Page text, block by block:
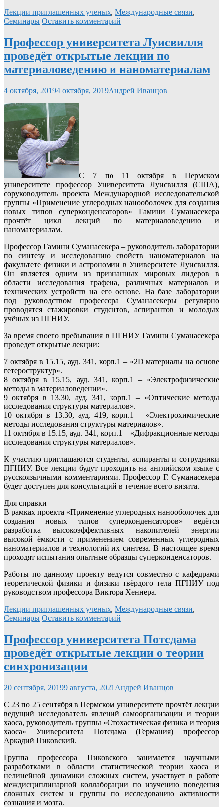
Лекции приглашенных ученых, Международные связи,
Семинары Оставить комментарий
Профессор университета Луисвилля
проведёт открытые лекции по
материаловедению и наноматериалам
4 октября, 20194 октября, 2019Андрей Иванцов
С 7 по 11 октября в Пермском
университете профессор Университета Луисвилля (США),
соруководитель проекта Международной исследовательской
группы «Применение углеродных нанооболочек для создания
новых типов суперконденсаторов» Гамини Суманасекера
прочтёт цикл лекций по материаловедению и
наноматериалам.
Профессор Гамини Суманасекера – руководитель лаборатории
по синтезу и исследованию свойств наноматериалов на
факультете физики и астрономии в Университете Луисвилля.
Он является одним из признанных мировых лидеров в
области исследования графена, различных материалов и
технических устройств на его основе. На базе лаборатории
под руководством профессора Суманасекеры регулярно
проводятся стажировки студентов, аспирантов и молодых
учёных из ПГНИУ.
За время своего пребывания в ПГНИУ Гамини Суманасекера
проведет открытые лекции:
7 октября в 15.15, ауд. 341, корп.1 – «2D материалы на основе
гетероструктур».
8 октября в 15.15, ауд. 341, корп.1 – «Электрофизические
методы в материаловедении».
9 октября в 13.30, ауд. 341, корп.1 – «Оптические методы
исследования структуры материалов».
10 октября в 13.30, ауд. 419, корп.1 – «Электрохимические
методы исследования структуры материалов».
11 октября в 15.15, ауд. 341, корп.1 – «Дифракционные методы
исследования структуры материалов».
К участию приглашаются студенты, аспиранты и сотрудники
ПГНИУ. Все лекции будут проходить на английском языке с
русскоязычными комментариями. Профессор Г. Суманасекера
будет доступен для консультаций в течение всего визита.
Для справки
В рамках проекта «Применение углеродных нанооболочек для
создания новых типов суперконденсаторов» ведётся
разработка высокоэффективных накопителей энергии
высокой ёмкости с применением современных углеродных
наноматериалов и технологий их синтеза. В настоящее время
проходят испытания опытные образцы суперконденсаторов.
Работы по данному проекту ведутся совместно с кафедрами
теоретической физики и физики твёрдого тела ПГНИУ под
руководством профессора Виктора Хеннера.
Лекции приглашенных ученых, Международные связи,
Семинары Оставить комментарий
Профессор университета Потсдама
проведёт открытые лекции о теории
синхронизации
20 сентября, 20199 августа, 2021 Андрей Иванцов
С 23 по 25 сентября в Пермском университете прочтёт лекции
ведущий исследователь явлений самоорганизации и теории
хаоса, руководитель группы «Стохастическая физика и теория
хаоса» Университета Потсдама (Германия) профессор
Аркадий Пиковский.
Группа профессора Пиковского занимается научными
разработками в области статистической теории хаоса и
нелинейной динамики сложных систем, участвует в работе
междисциплинарной коллаборации по изучению поведения
сложных систем и группы по исследованию активности
сознания и мозга.